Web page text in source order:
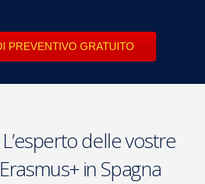
PREVENTIVO GRATUITO
L’esperto delle vostre
in Spagna